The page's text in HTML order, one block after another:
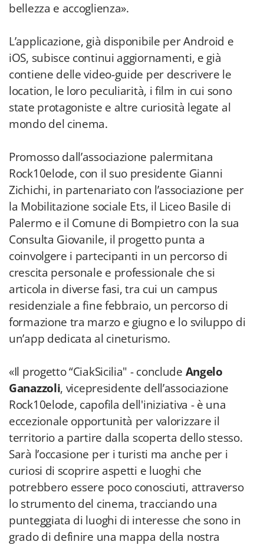
bellezza e accoglienza».
L’applicazione, già disponibile per Android e
iOS, subisce continui aggiornamenti, e già
contiene delle video-guide per descrivere le
location, le loro peculiarità, i film in cui sono
state protagoniste e altre curiosità legate al
mondo del cinema.
Promosso dall’associazione palermitana
Rock10elode, con il suo presidente Gianni
Zichichi, in partenariato con l’associazione per
la Mobilitazione sociale Ets, il Liceo Basile di
Palermo e il Comune di Bompietro con la sua
Consulta Giovanile, il progetto punta a
coinvolgere i partecipanti in un percorso di
crescita personale e professionale che si
articola in diverse fasi, tra cui un campus
residenziale a fine febbraio, un percorso di
formazione tra marzo e giugno e lo sviluppo di
un’app dedicata al cineturismo.
«Il progetto “CiakSicilia" - conclude Angelo
Ganazzoli, vicepresidente dell’associazione
Rock10elode, capofila dell'iniziativa - è una
eccezionale opportunità per valorizzare il
territorio a partire dalla scoperta dello stesso.
Sarà l’occasione per i turisti ma anche per i
curiosi di scoprire aspetti e luoghi che
potrebbero essere poco conosciuti, attraverso
lo strumento del cinema, tracciando una
punteggiata di luoghi di interesse che sono in
grado di definire una mappa della nostra